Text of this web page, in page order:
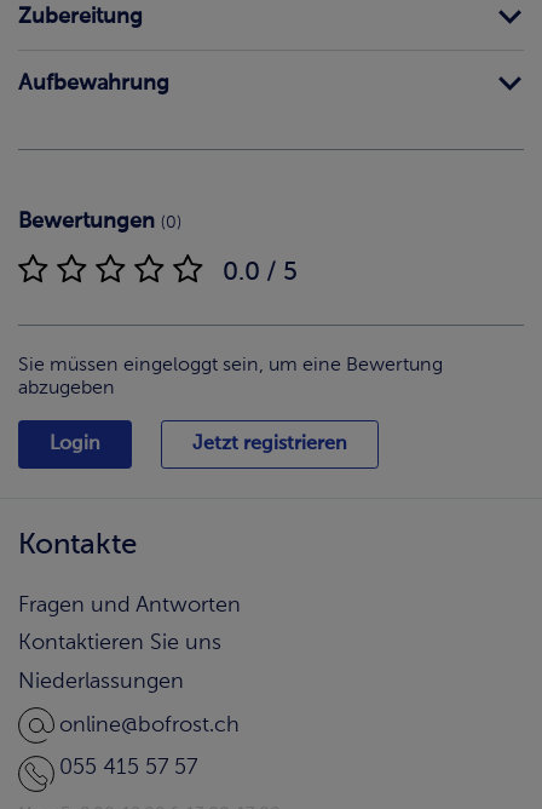
Zubereitung
Aufbewahrung
Bewertungen (0)
0.0 / 5
Sie müssen eingeloggt sein, um eine Bewertung
abzugeben
Login Jetzt registrieren
Kontakte
Fragen und Antworten
Kontaktieren Sie uns
Niederlassungen
online@bofrost.ch
055 415 57 57